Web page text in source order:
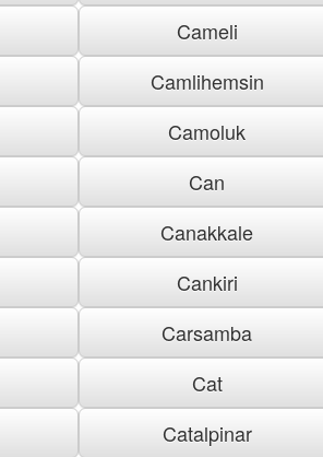
Cameli
Camlihemsin
Camoluk
Can
Canakkale
Cankiri
Carsamba
Cat
Catalpinar